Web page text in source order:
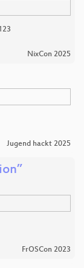
NixCon 2025
Jugend hackt 2025
FrOSCon 2023